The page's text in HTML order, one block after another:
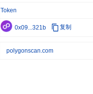
August 05 2026(21
CLARITY法案的
Token
0x09...321b 复制
polygonscan.com